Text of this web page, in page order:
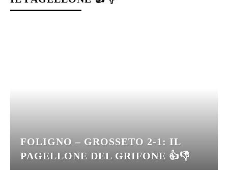
FOLIGNO – GROSSETO 2-1: IL
PAGELLONE DEL GRIFONE 👍👎